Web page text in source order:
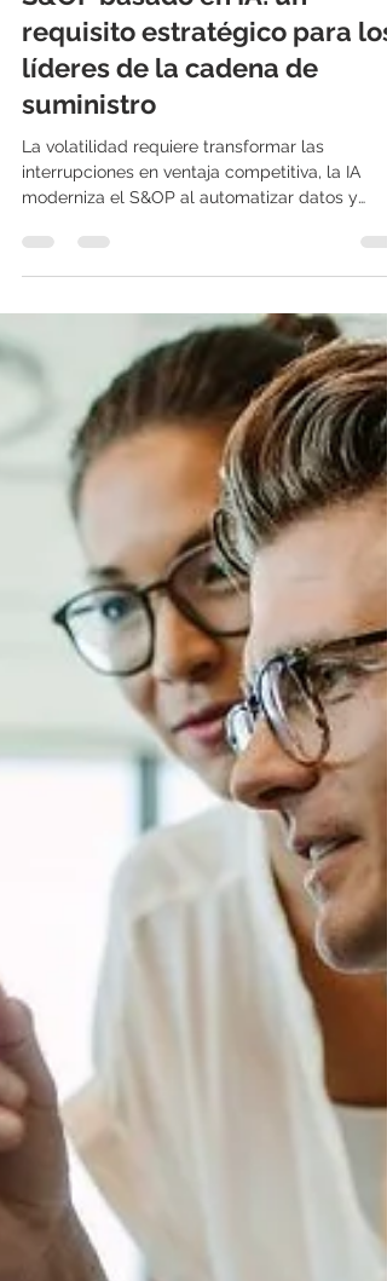
S&OP basado en IA: un
requisito estratégico para los
líderes de la cadena de
suministro
La volatilidad requiere transformar las
moderniza el S&OP al automatizar datos y
precisión de los pronósticos y reducción de
inventario (hasta un 32%). La IA es esencial para
la agilidad, resiliencia y liderazgo proactivo en
cadena de suministro.